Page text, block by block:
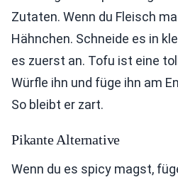
Zutaten. Wenn du Fleisch
Hähnchen. Schneide es in
es zuerst an. Tofu ist eine
Würfle ihn und füge ihn am
So bleibt er zart.
Pikante Alternative
Wenn du es spicy magst,